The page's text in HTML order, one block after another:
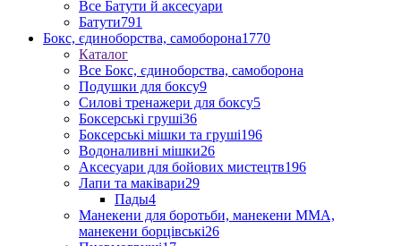
Все Батути й аксесуари
Батути791
Бокс, єдиноборства, самоборона1770
Каталог
Все Бокс, єдиноборства, самоборона
Подушки для боксу9
Силові тренажери для боксу5
Боксерські груші36
Боксерські мішки та груші196
Водоналивні мішки26
Аксесуари для бойових мистецтв196
Лапи та маківари29
Пады4
Манекени для боротьби, манекени ММА,
манекени борцівські26